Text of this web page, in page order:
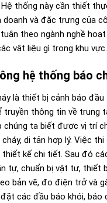
thống này cần thiết
doanh và đặc trưng của
theo ngành nghề
vật liệu gì trong khu vực.
hệ thống báo
là thiết bị cảnh báo
truyền thông tin về trung
chúng ta biết được vị trí
di tản hợp lý. Việc
kế chi tiết. Sau đó
tự, chuẩn bị vật tư, thiết
bản vẽ, đo điện trở và
các đầu báo khói, báo